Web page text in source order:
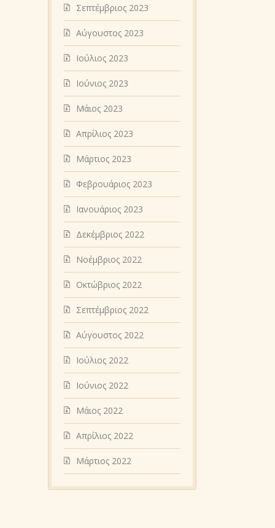
Σεπτέμβριος 2023
Αύγουστος 2023
Ιούλιος 2023
Ιούνιος 2023
Μάιος 2023
Απρίλιος 2023
Μάρτιος 2023
Φεβρουάριος 2023
Ιανουάριος 2023
Δεκέμβριος 2022
Νοέμβριος 2022
Οκτώβριος 2022
Σεπτέμβριος 2022
Αύγουστος 2022
Ιούλιος 2022
Ιούνιος 2022
Μάιος 2022
Απρίλιος 2022
Μάρτιος 2022